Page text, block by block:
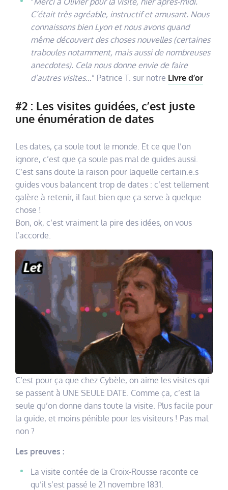
C’était très agréable, instructif et amusant. Nous
connaissons bien Lyon et nous avons quand
même découvert des choses nouvelles (certaines
traboules notamment, mais aussi de nombreuses
anecdotes). Cela nous donne envie de faire
d’autres visites…” Patrice T. sur notre Livre d’or
#2 : Les visites guidées, c’est juste
une énumération de dates
Les dates, ça soule tout le monde. Et ce que l’on
ignore, c’est que ça soule pas mal de guides aussi.
C’est sans doute la raison pour laquelle certain.e.s
guides vous balancent trop de dates : c’est tellement
galère à retenir, il faut bien que ça serve à quelque
chose !
Bon, ok, c’est vraiment la pire des idées, on vous
l’accorde.
C’est pour ça que chez Cybèle, on aime les visites qui
se passent à UNE SEULE DATE. Comme ça, c’est la
seule qu’on donne dans toute la visite. Plus facile pour
la guide, et moins pénible pour les visiteurs ! Pas mal
non ?
Les preuves :
La visite contée de la Croix-Rousse raconte ce
qu’il s’est passé le 21 novembre 1831.